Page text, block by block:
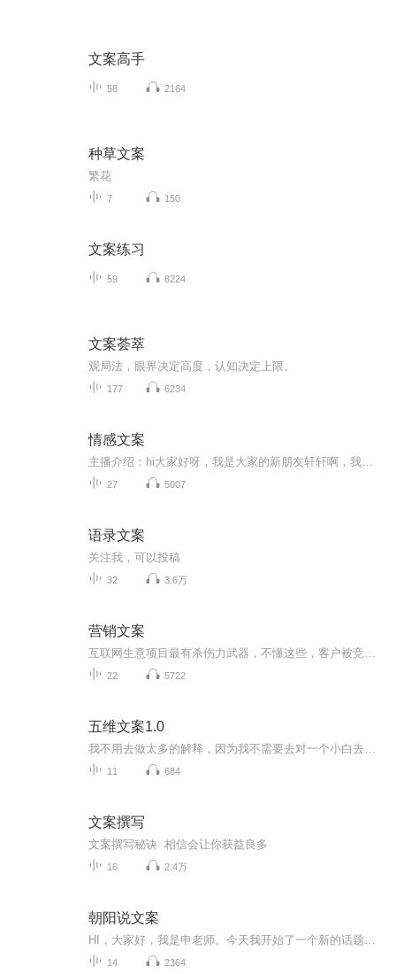
文案高手
58 2164
种草文案
繁花
7 150
文案练习
59 8224
文案荟萃
观局️法，眼界决定高度，认知决定上限。
177 6234
情感文案
27 5007
语录文案
关注我，可以投稿
32 3.6万
营销文案
22 5722
五维文案1.0
11 684
文案撰写
文案撰写秘诀 相信会让你获益良多
16 2.4万
朝阳说文案
14 2364